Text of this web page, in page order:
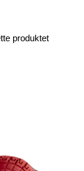
produktet